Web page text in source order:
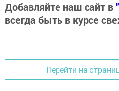
Добавляйте наш сайт в
всегда быть в курсе
Перейти на